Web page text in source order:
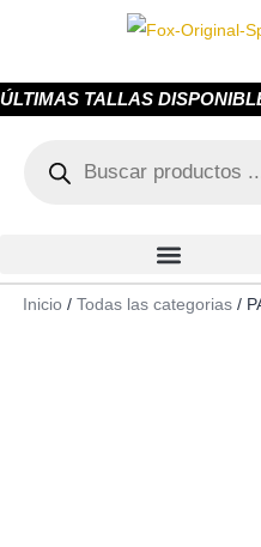
ÚLTIMAS TALLAS
Inicio/ Todas las categorias/